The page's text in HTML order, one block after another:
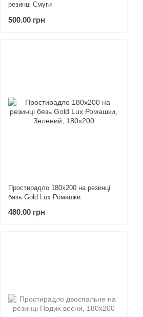
резинці Смуги
500.00 грн
Простирадло 180х200 на резинці
бязь Gold Lux Ромашки
480.00 грн